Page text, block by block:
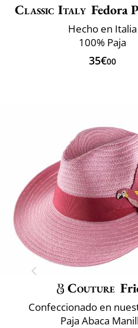
Classic Italy Fedora
Hecho en Italia
100% Paja
35€00
Couture
Confeccionado en
Paja Abaca